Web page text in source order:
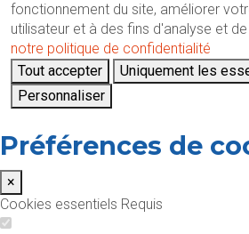
fonctionnement du site, améliorer
utilisateur et à des fins d'analyse et
notre politique de confidentialité
Tout accepter
Uniquement les
Personnaliser
Préférences de
×
Cookies essentiels Requis